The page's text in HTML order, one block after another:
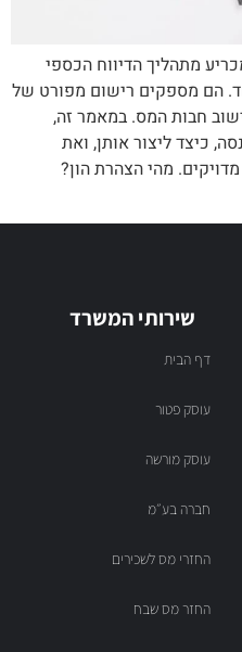
מתהליך הדיווח הכספי
הם מספקים רישום מפורט של
חבות המס. במאמר זה,
כיצד ליצור אותן, ואת
מהי הצהרת הון?
שירותי המשרד
דף הבית
עוסק פטור
עוסק מורשה
חברה בע״מ
החזרי מס לשכירים
החזר מס שבח